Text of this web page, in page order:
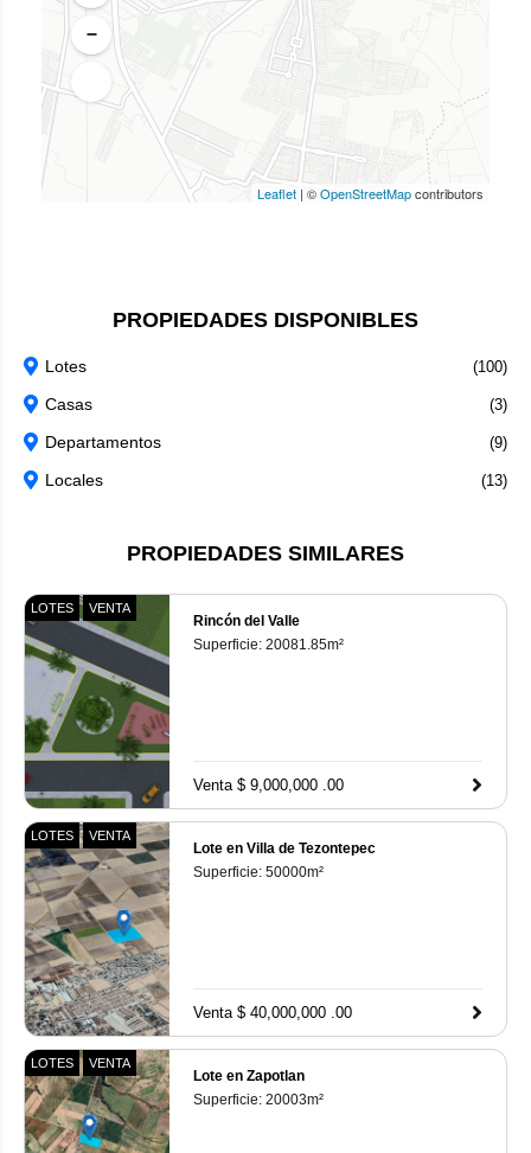
−
Leaflet | ©OpenStreetMapcontributors
PROPIEDADES DISPONIBLES
Lotes (100)
Casas (3)
Departamentos (9)
Locales (13)
PROPIEDADES SIMILARES
LOTES VENTA
Rincón del Valle
Superficie: 20081.85m²
Venta $ 9,000,000 .00
LOTES VENTA
Lote en Villa de Tezontepec
Superficie: 50000m²
Venta $ 40,000,000 .00
LOTES VENTA
Lote en Zapotlan
Superficie: 20003m²